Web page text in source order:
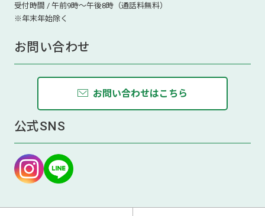
受付時間 / 午前9時～午後8時（通話料無料）
※年末年始除く
お問い合わせ
お問い合わせはこちら
公式SNS